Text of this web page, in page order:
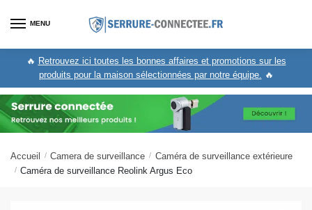
MENU
🔥 Retrouvez ici toutes les bonnes affaires et promotions sur les
produits pour la maison sélectionnées par notre équipe.
🔥
Accueil / Camera de surveillance / Caméra de surveillance extérieure
/ Caméra de surveillance Reolink Argus Eco